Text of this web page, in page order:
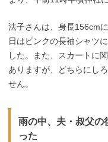
法子さんは、身長156cm
日はピンクの長袖シャツ
した。また、スカートに
ありますが、どちらにし
せん。
雨の中、夫・叔父の
った